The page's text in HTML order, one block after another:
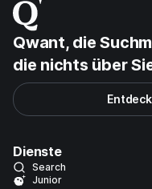
Qwant, die
die nichts über
Dienste
Search
Junior